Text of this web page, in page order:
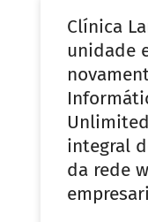
Clínica
unidade
integral
da rede